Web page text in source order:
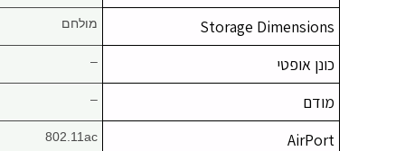
Storage Dimensions מולחם
כונן אופטי –
מודם –
AirPort
802.11ac